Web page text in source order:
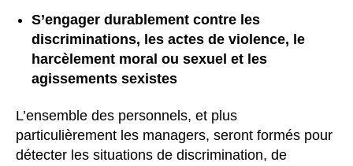
S’engager durablement contre les
discriminations, les actes de violence, le
harcèlement moral ou sexuel et les
agissements sexistes
L’ensemble des personnels, et plus
particulièrement les managers, seront formés pour
détecter les situations de discrimination, de